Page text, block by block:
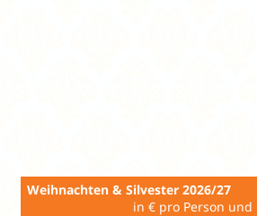
Weihnachten & Silvester 2026/27
in € pro Person und